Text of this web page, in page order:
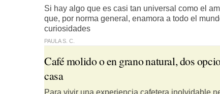
Si hay algo que es casi tan universal como el
que, por norma general, enamora a todo el
curiosidades
PAULA S. C.
Café molido o en grano natural, dos
casa
Para vivir una experiencia cafetera inolvidable